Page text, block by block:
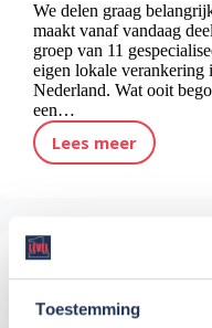
Toestemming
We delen graag
maakt vanaf vandaag
groep van 11
eigen lokale verankering
Nederland. Wat ooit
een…
Lees meer
Level One sluit zich aan bij Flexfamily